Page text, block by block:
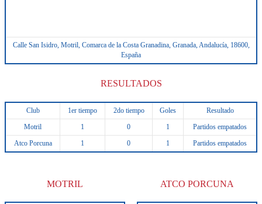
Calle San Isidro, Motril, Comarca de la Costa Granadina, Granada, Andalucía, 18600,
España
RESULTADOS
Club 1er tiempo 2do tiempo Goles Resultado
Motril 1 0 1 Partidos empatados
Atco Porcuna 1 0 1 Partidos empatados
MOTRIL ATCO PORCUNA